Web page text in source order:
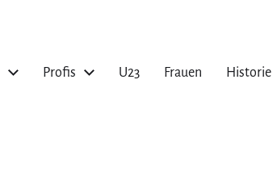
Profis U23 Frauen Historie